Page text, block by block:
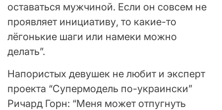
оставаться мужчиной. Если он совсем не
проявляет инициативу, то какие-то
лёгонькие шаги или намеки можно
делать”.
Напористых девушек не любит и эксперт
проекта “Супермодель по-украински”
Ричард Горн: “Меня может отпугнуть